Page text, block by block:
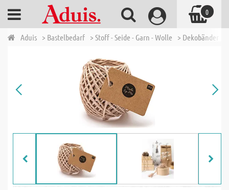
Aduis > Bastelbedarf > Stoff - Seide - Garn - Wolle > Dekobänder
0